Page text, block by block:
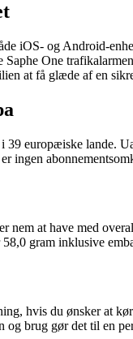
iOS- og Android-
One
at få glæde af en
39 europæiske lande.
ingen
nem at have med
gram inklusive
hvis du ønsker at
brug gør det til en